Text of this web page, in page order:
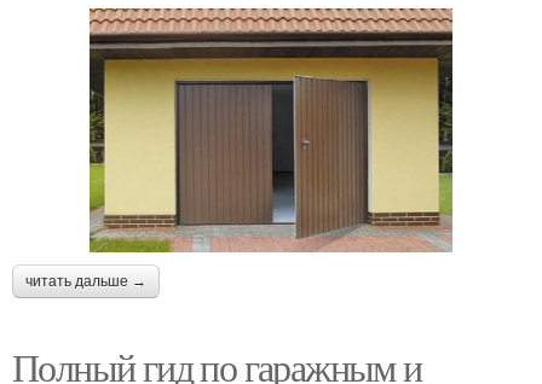
читать дальше →
Полный гид по гаражным и